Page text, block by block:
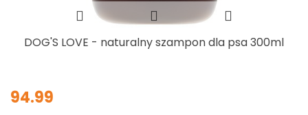
DOG'S LOVE - naturalny szampon dla psa 300ml
94.99